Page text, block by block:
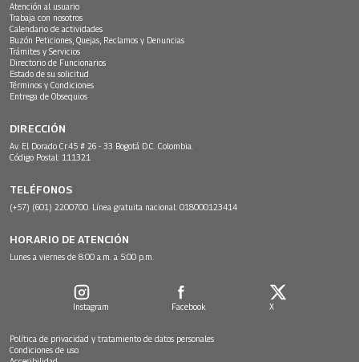
Atención al usuario
Trabaja con nosotros
Calendario de actividades
Buzón Peticiones, Quejas, Reclamos y Denuncias
Trámites y Servicios
Directorio de Funcionarios
Estado de su solicitud
Términos y Condiciones
Entrega de Obsequios
DIRECCIÓN
Av. El Dorado Cr.45 # 26 - 33 Bogotá D.C. Colombia.
Código Postal: 111321
TELÉFONOS
(+57) (601) 2200700. Línea gratuita nacional: 018000123414
HORARIO DE ATENCIÓN
Lunes a viernes de 8:00 a.m. a 5:00 p.m.
Instagram Facebook X
Política de privacidad y tratamiento de datos personales
Condiciones de uso